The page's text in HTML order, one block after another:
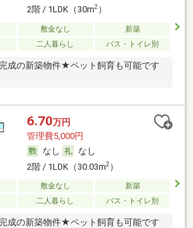
2階 / 1LDK（30m2）
敷金なし
新築
二人暮らし バス・トイレ別
成の新築物件★ペット飼育も可能です
6.70万円
管理費5,000円
なし
なし
2階 / 1LDK（30.03m2）
敷金なし
新築
二人暮らし バス・トイレ別
成の新築物件★ペット飼育も可能です